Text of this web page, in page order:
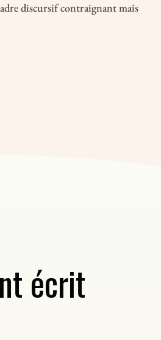
discursif contraignant mais
écrit